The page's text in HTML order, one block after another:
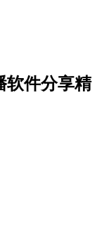
软件分享精